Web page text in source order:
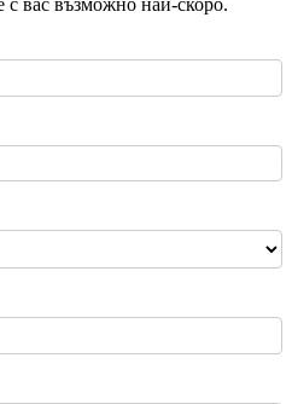
вас възможно най-скоро.